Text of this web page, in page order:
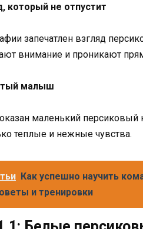
который не отпустит
запечатлен взгляд
внимание и проникают
малыш
маленький
теплые и нежные чувства.
Как успешно научить
и тренировки